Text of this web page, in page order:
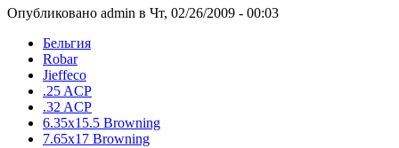
Опубликовано admin в Чт, 02/26/2009 - 00:03
Бельгия
Robar
Jieffeco
.25 ACP
.32 ACP
6.35x15.5 Browning
7.65x17 Browning